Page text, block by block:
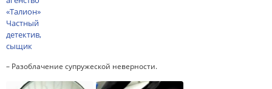
– Разоблачение супружеской неверности.